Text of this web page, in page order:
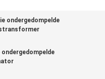
ondergedompelde